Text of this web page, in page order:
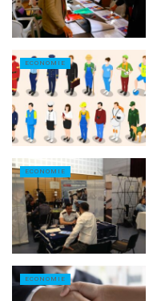
ECONOMIE
ECONOMIE
ECONOMIE